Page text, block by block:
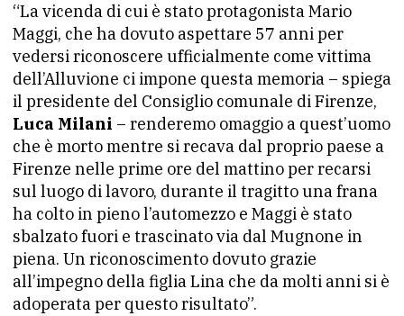
“La vicenda di cui è stato protagonista Mario
Maggi, che ha dovuto aspettare 57 anni per
vedersi riconoscere ufficialmente come vittima
dell’Alluvione ci impone questa memoria – spiega
il presidente del Consiglio comunale di Firenze,
Luca Milani – renderemo omaggio a quest’uomo
che è morto mentre si recava dal proprio paese a
Firenze nelle prime ore del mattino per recarsi
sul luogo di lavoro, durante il tragitto una frana
ha colto in pieno l’automezzo e Maggi è stato
sbalzato fuori e trascinato via dal Mugnone in
piena. Un riconoscimento dovuto grazie
all’impegno della figlia Lina che da molti anni si è
adoperata per questo risultato”.